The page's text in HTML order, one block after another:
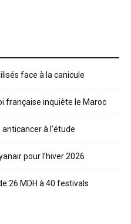
face à la canicule
française inquiète le Maroc
à l’étude
pour l’hiver 2026
26 MDH à 40 festivals